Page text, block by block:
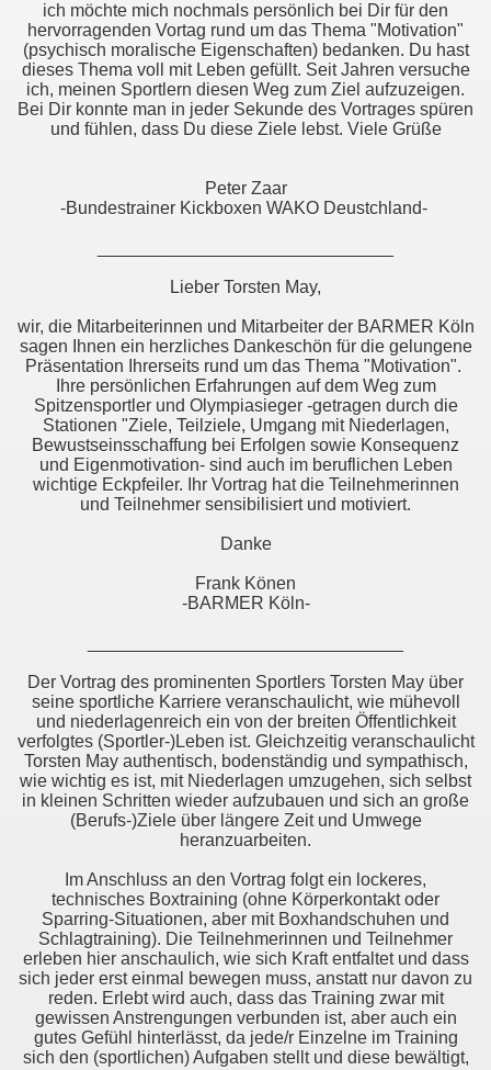
ich möchte mich nochmals persönlich bei Dir für den
hervorragenden Vortag rund um das Thema "Motivation"
(psychisch moralische Eigenschaften) bedanken. Du hast
dieses Thema voll mit Leben gefüllt. Seit Jahren versuche
ich, meinen Sportlern diesen Weg zum Ziel aufzuzeigen.
Bei Dir konnte man in jeder Sekunde des Vortrages spüren
und fühlen, dass Du diese Ziele lebst. Viele Grüße
Peter Zaar
-Bundestrainer Kickboxen WAKO Deustchland-
Lieber Torsten May,
wir, die Mitarbeiterinnen und Mitarbeiter der BARMER Köln
sagen Ihnen ein herzliches Dankeschön für die gelungene
Präsentation Ihrerseits rund um das Thema "Motivation".
Ihre persönlichen Erfahrungen auf dem Weg zum
Spitzensportler und Olympiasieger -getragen durch die
Stationen "Ziele, Teilziele, Umgang mit Niederlagen,
Bewustseinsschaffung bei Erfolgen sowie Konsequenz
und Eigenmotivation- sind auch im beruflichen Leben
wichtige Eckpfeiler. Ihr Vortrag hat die Teilnehmerinnen
und Teilnehmer sensibilisiert und motiviert.
Danke
Frank Könen
-BARMER Köln-
Der Vortrag des prominenten Sportlers Torsten May über
seine sportliche Karriere veranschaulicht, wie mühevoll
und niederlagenreich ein von der breiten Öffentlichkeit
verfolgtes (Sportler-)Leben ist. Gleichzeitig veranschaulicht
Torsten May authentisch, bodenständig und sympathisch,
wie wichtig es ist, mit Niederlagen umzugehen, sich selbst
in kleinen Schritten wieder aufzubauen und sich an große
(Berufs-)Ziele über längere Zeit und Umwege
heranzuarbeiten.
Im Anschluss an den Vortrag folgt ein lockeres,
technisches Boxtraining (ohne Körperkontakt oder
Sparring-Situationen, aber mit Boxhandschuhen und
Schlagtraining). Die Teilnehmerinnen und Teilnehmer
erleben hier anschaulich, wie sich Kraft entfaltet und dass
sich jeder erst einmal bewegen muss, anstatt nur davon zu
reden. Erlebt wird auch, dass das Training zwar mit
gewissen Anstrengungen verbunden ist, aber auch ein
gutes Gefühl hinterlässt, da jede/r Einzelne im Training
sich den (sportlichen) Aufgaben stellt und diese bewältigt,